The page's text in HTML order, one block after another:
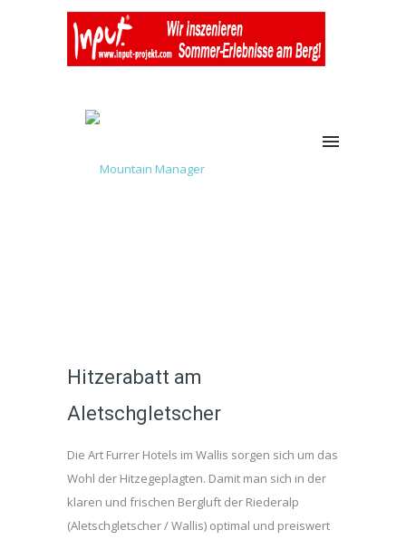
Hitzerabatt am
Aletschgletscher
Die Art Furrer Hotels im Wallis sorgen sich um das
Wohl der Hitzegeplagten. Damit man sich in der
klaren und frischen Bergluft der Riederalp
(Aletschgletscher / Wallis) optimal und preiswert